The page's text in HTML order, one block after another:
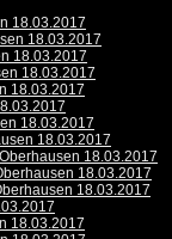
18.03.2017
18.03.2017
18.03.2017
18.03.2017
18.03.2017
18.03.2017
18.03.2017
18.03.2017
18.03.2017
18.03.2017
18.03.2017